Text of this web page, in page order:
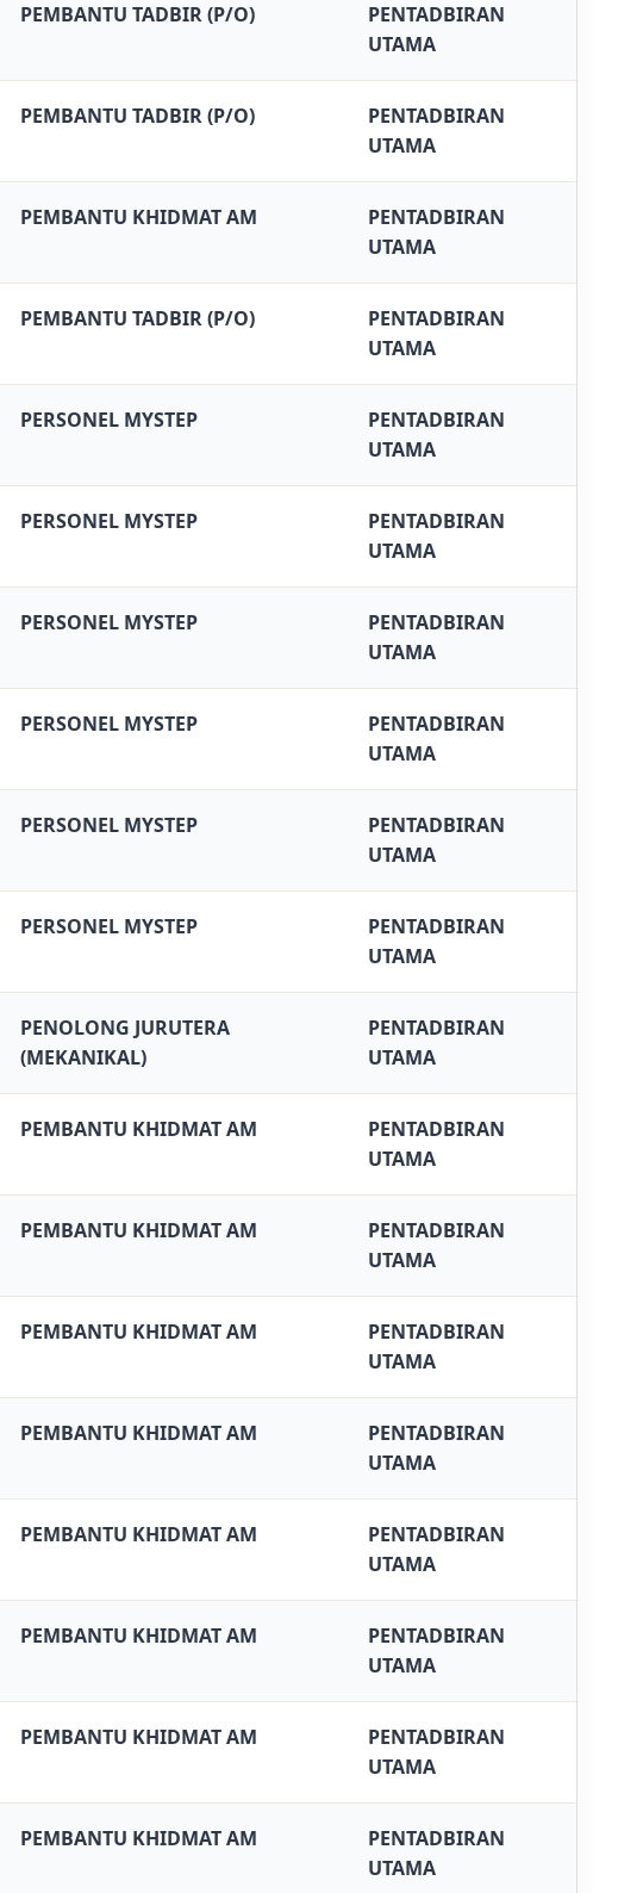
PEMBANTU TADBIR (P/O)
PENTADBIRAN
UTAMA
PEMBANTU TADBIR (P/O)
PENTADBIRAN
UTAMA
PEMBANTU KHIDMAT AM
PENTADBIRAN
UTAMA
PEMBANTU TADBIR (P/O)
PENTADBIRAN
UTAMA
PERSONEL MYSTEP
PENTADBIRAN
UTAMA
PERSONEL MYSTEP
PENTADBIRAN
UTAMA
PERSONEL MYSTEP
PENTADBIRAN
UTAMA
PERSONEL MYSTEP
PENTADBIRAN
UTAMA
PERSONEL MYSTEP
PENTADBIRAN
UTAMA
PERSONEL MYSTEP
PENTADBIRAN
UTAMA
PENOLONG JURUTERA
(MEKANIKAL)
PENTADBIRAN
UTAMA
PEMBANTU KHIDMAT AM
PENTADBIRAN
UTAMA
PEMBANTU KHIDMAT AM
PENTADBIRAN
UTAMA
PEMBANTU KHIDMAT AM
PENTADBIRAN
UTAMA
PEMBANTU KHIDMAT AM
PENTADBIRAN
UTAMA
PEMBANTU KHIDMAT AM
PENTADBIRAN
UTAMA
PEMBANTU KHIDMAT AM
PENTADBIRAN
UTAMA
PEMBANTU KHIDMAT AM
PENTADBIRAN
UTAMA
PEMBANTU KHIDMAT AM
PENTADBIRAN
UTAMA